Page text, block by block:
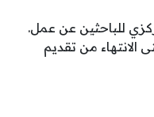
للباحثين عن عمل.
الانتهاء من تقديم